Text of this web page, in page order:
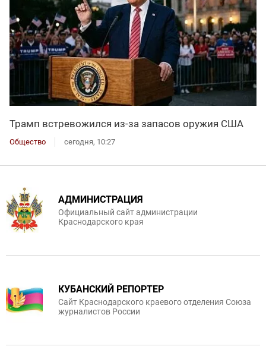
Трамп встревожился из-за запасов оружия США
Общество сегодня, 10:27
АДМИНИСТРАЦИЯ
Официальный сайт администрации
Краснодарского края
КУБАНСКИЙ РЕПОРТЕР
Сайт Краснодарского краевого отделения Союза
журналистов России